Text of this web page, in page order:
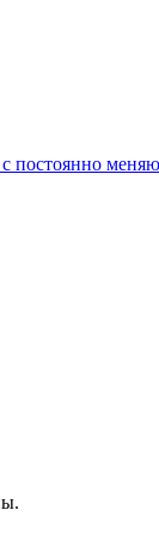
постоянно